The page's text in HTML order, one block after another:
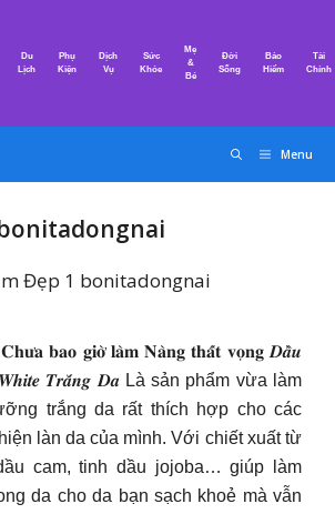
Du
Lịch
Phụ
Kiện
Dịch
Vụ
Sức
Khỏe
Mẹ
&
Bé
Đời
Sống
Bảo
Hiểm
Tài
Chính
Menu
𝐛𝐚𝐨 𝐠𝐢𝐨̛̀ 𝐥𝐚̀𝐦 𝐍𝐚̀𝐧𝐠 𝐭𝐡𝐚̂́𝐭 𝐯𝐨̣𝐧𝐠 𝑫𝒂̂̀𝒖
𝑻𝒓𝒂̆́𝒏𝒈 𝑫𝒂 Là sản phẩm vừa làm
trắng da rất thích hợp cho các
làn da của mình. Với chiết xuất từ
cam, tinh dầu jojoba… giúp làm
da cho da bạn sạch khoẻ mà vẫn